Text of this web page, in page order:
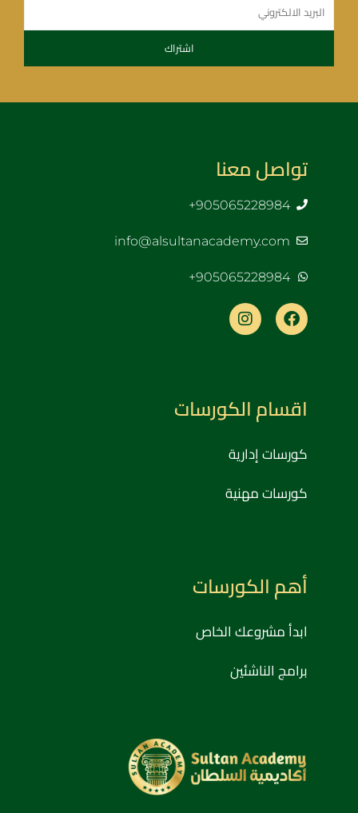
تواصل معنا
905065228984+
info@alsultanacademy.com
905065228984+
اقسام الكورسات
كورسات إدارية
كورسات مهنية
أهم الكورسات
ابدأ مشروعك الخاص
برامج الناشئين